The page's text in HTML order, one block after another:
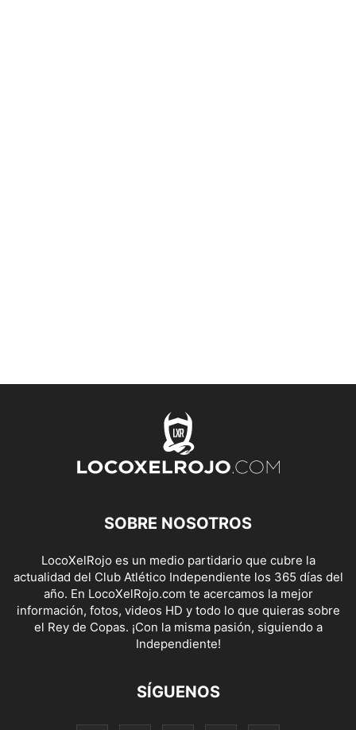
SOBRE NOSOTROS
LocoXelRojo es un medio partidario que cubre la
actualidad del Club Atlético Independiente los 365 días del
año. En LocoXelRojo.com te acercamos la mejor
información, fotos, videos HD y todo lo que quieras sobre
el Rey de Copas. ¡Con la misma pasión, siguiendo a
Independiente!
SÍGUENOS